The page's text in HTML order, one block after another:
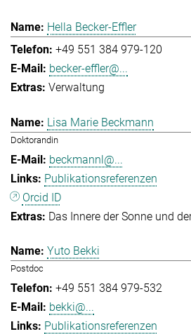
Hella Becker-Effler
+49 551 384 979-120
becker-effler@...
Verwaltung
Lisa Marie Beckmann
Doktorandin
beckmannl@...
Publikationsreferenzen
Orcid ID
Das Innere der Sonne und
Yuto Bekki
Postdoc
+49 551 384 979-532
bekki@...
Publikationsreferenzen